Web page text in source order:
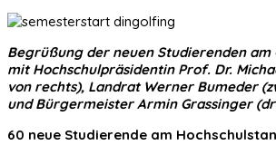
Begrüßung der neuen Studierenden am
mit Hochschulpräsidentin Prof. Dr.
von rechts), Landrat Werner Bumeder
und Bürgermeister Armin Grassinger
60 neue Studierende am